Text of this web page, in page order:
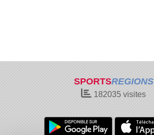
SPORTSREGIONS
182035 visites